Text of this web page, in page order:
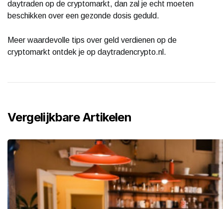
daytraden op de cryptomarkt, dan zal je echt moeten
beschikken over een gezonde dosis geduld.
Meer waardevolle tips over geld verdienen op de
cryptomarkt ontdek je op daytradencrypto.nl.
Vergelijkbare Artikelen